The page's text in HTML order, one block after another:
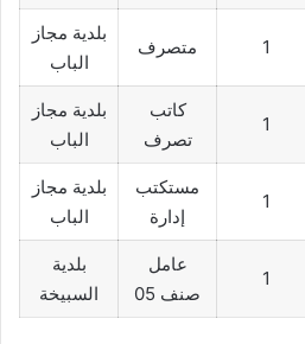
بلدية مجاز
الباب
متصرف 1
بلدية مجاز
الباب
كاتب
تصرف
1
بلدية مجاز
الباب
مستكتب
إدارة
1
بلدية
السبيخة
عامل
صنف 05
1